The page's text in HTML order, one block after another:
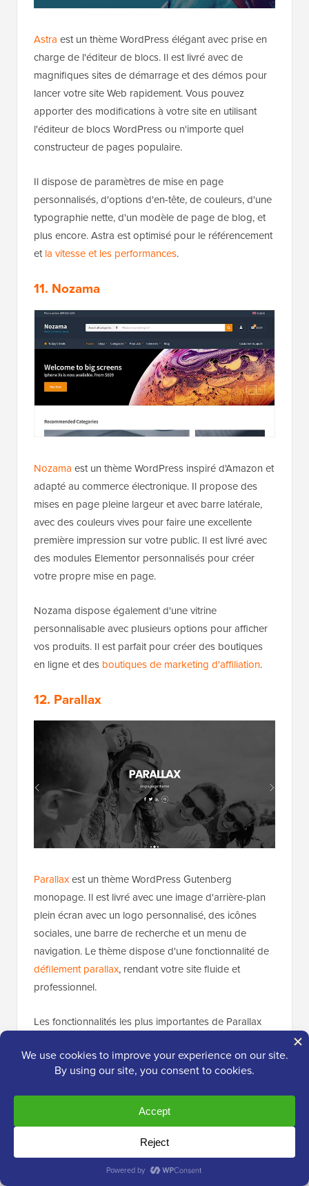
Astra est un thème WordPress élégant avec prise en
charge de l'éditeur de blocs. Il est livré avec de
magnifiques sites de démarrage et des démos pour
lancer votre site Web rapidement. Vous pouvez
apporter des modifications à votre site en utilisant
l'éditeur de blocs WordPress ou n'importe quel
constructeur de pages populaire.
Il dispose de paramètres de mise en page
personnalisés, d'options d'en-tête, de couleurs, d'une
typographie nette, d'un modèle de page de blog, et
plus encore. Astra est optimisé pour le référencement
etla vitesse et les performances.
11. Nozama
Nozama est un thème WordPress inspiré d'Amazon et
adapté au commerce électronique. Il propose des
mises en page pleine largeur et avec barre latérale,
avec des couleurs vives pour faire une excellente
première impression sur votre public. Il est livré avec
des modules Elementor personnalisés pour créer
votre propre mise en page.
Nozama dispose également d'une vitrine
personnalisable avec plusieurs options pour afficher
vos produits. Il est parfait pour créer des boutiques
en ligne et des boutiques de marketing d'affiliation.
12. Parallax
Parallaxest un thème WordPress Gutenberg
monopage. Il est livré avec une image d'arrière-plan
plein écran avec un logo personnalisé, des icônes
sociales, une barre de recherche et un menu de
navigation. Le thème dispose d'une fonctionnalité de
défilement parallax, rendant votre site fluide et
professionnel.
Les fonctionnalités les plus importantes de Parallax
de progression animées, des sections de page
d'accueil, des types de publication personnalisés et
des modèles de liste/grille. Vous pouvez également
utiliser ce thème pour créer un site Web multi-pages.